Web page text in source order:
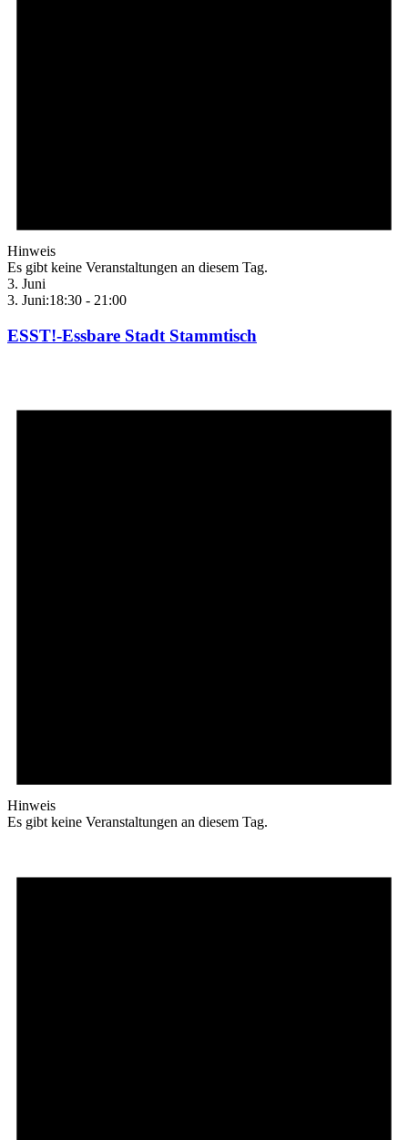
Hinweis
Es gibt keine Veranstaltungen an diesem Tag.
3. Juni
3. Juni:18:30 - 21:00
ESST!-Essbare Stadt Stammtisch
Hinweis
Es gibt keine Veranstaltungen an diesem Tag.